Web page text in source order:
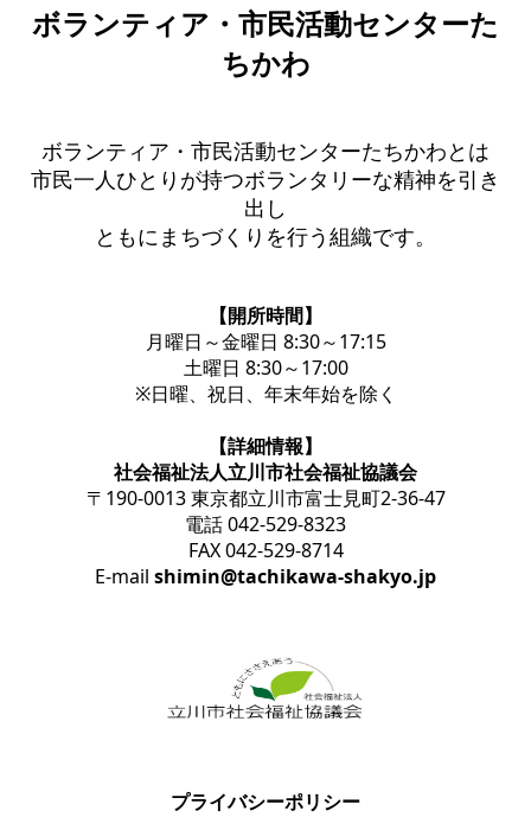
ボランティア・市民活動センターた
ちかわ
ボランティア・市民活動センターたちかわとは
市民一人ひとりが持つボランタリーな精神を引き
出し
ともにまちづくりを行う組織です。
【開所時間】
月曜日～金曜日 8:30～17:15
土曜日 8:30～17:00
※日曜、祝日、年末年始を除く
【詳細情報】
社会福祉法人立川市社会福祉協議会
〒190-0013 東京都立川市富士見町2-36-47
電話 042-529-8323
FAX 042-529-8714
E-mail shimin@tachikawa-shakyo.jp
プライバシーポリシー